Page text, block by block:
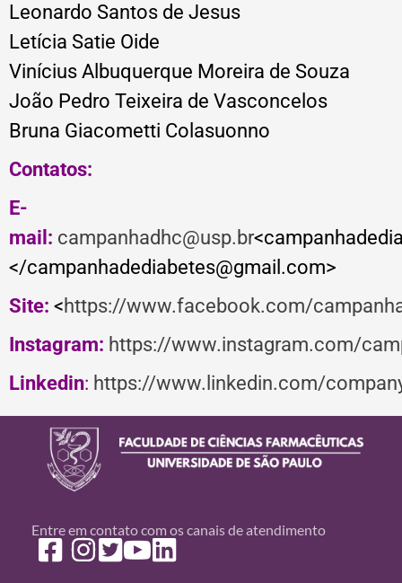
Leonardo Santos de Jesus
Letícia Satie Oide
Vinícius Albuquerque Moreira de Souza
João Pedro Teixeira de Vasconcelos
Bruna Giacometti Colasuonno
Contatos:
E-
mail: campanhadhc@usp.br
</campanhadediabetes@gmail.com>
Site: <https://www.facebook.com/
Instagram: https://www.instagram.com/
Linkedin: https://www.linkedin.com/
Entre em contato com os canais de atendimento